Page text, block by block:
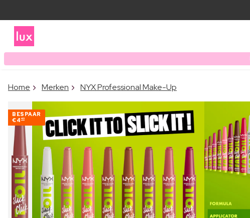
Home Merken NYX Professional Make-Up
BESPAAR
€4 40